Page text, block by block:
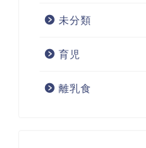
未分類
育児
離乳食